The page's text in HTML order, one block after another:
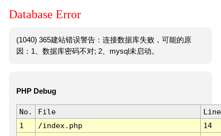
Database Error
(1040) 365建站错误警告：连接数据库失败，可能的原
因：1、数据库密码不对; 2、mysql未启动。
PHP Debug
No. File
Line
1
/index.php 14